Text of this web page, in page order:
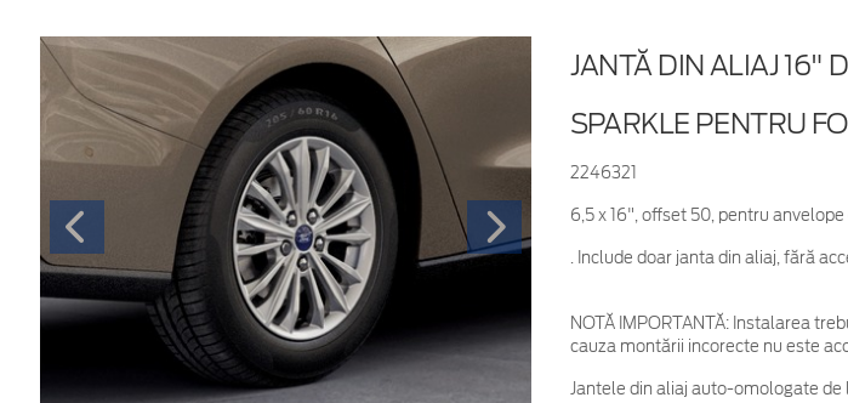
JANTĂ DIN ALIAJ 16"
SPARKLE PENTRU
2246321
6,5 x 16", offset 50, pentru
. Include doar janta din aliaj, fără
NOTĂ IMPORTANTĂ:Instalarea
cauza montării incorecte nu este
Jantele din aliaj auto-omologate de